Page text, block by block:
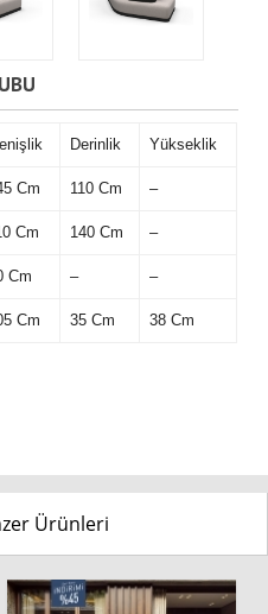
Derinlik Yükseklik
Cm 110 Cm –
Cm 140 Cm –
Cm – –
Cm 35 Cm 38 Cm
Ürünleri